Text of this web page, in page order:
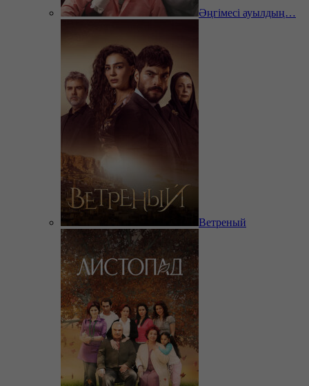
Әңгімесі ауылдың…
Ветреный